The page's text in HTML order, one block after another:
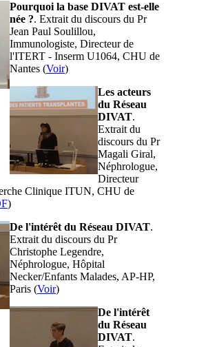
Pourquoi la base DIVAT est-elle
née ?. Extrait du discours du Pr
Jean Paul Soulillou,
Immunologiste, Directeur de
l'ITERT - Inserm U1064, CHU de
Nantes (Voir)
Les acteurs
du Réseau
DIVAT.
Extrait du
discours du Pr
Magali Giral,
Néphrologue,
Directeur
Clinique ITUN, CHU de
)
De l'intérêt du Réseau DIVAT.
Extrait du discours du Pr
Christophe Legendre,
Néphrologue, Hôpital
Necker/Enfants Malades, AP-HP,
Paris (Voir)
De l'intérêt
du Réseau
DIVAT.